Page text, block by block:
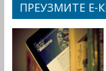
ПРЕУЗМИТЕ Е-